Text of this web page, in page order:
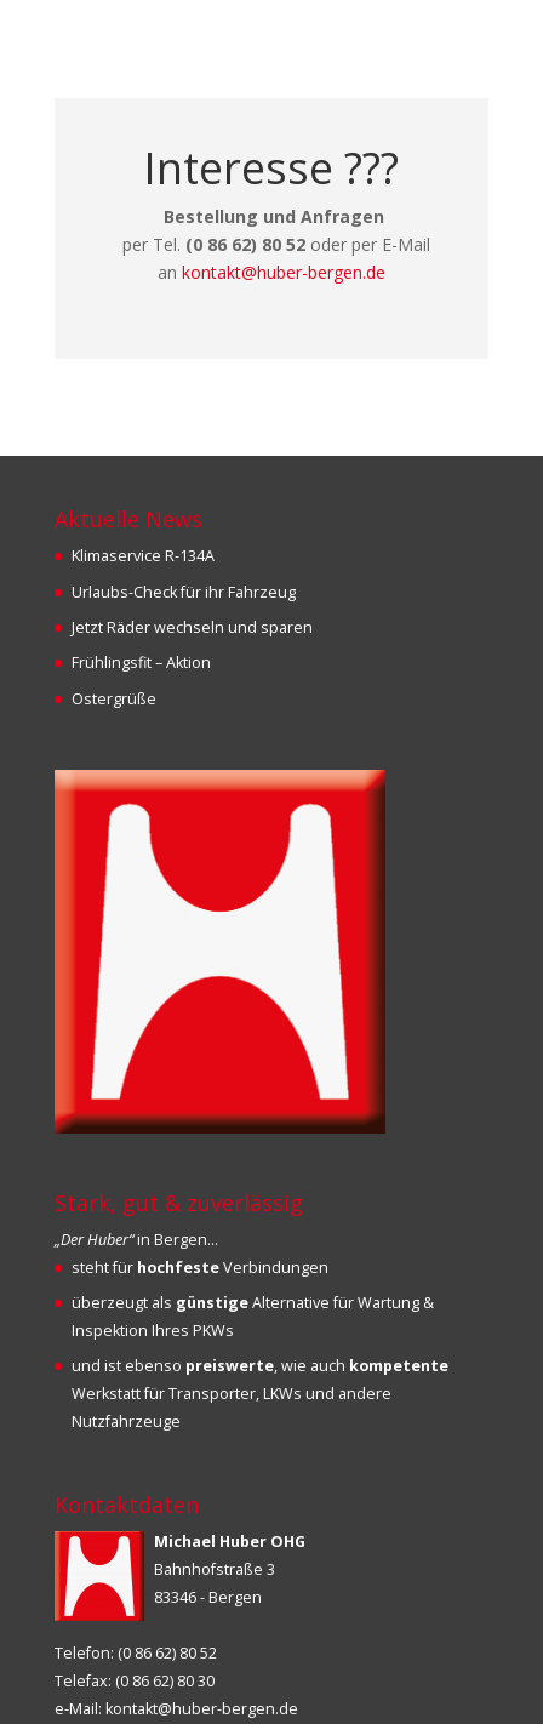
Interesse ???
Bestellung und Anfragen
per Tel. (0 86 62) 80 52oder per E-Mail
an kontakt@huber-bergen.de
Aktuelle News
Klimaservice R-134A
Urlaubs-Check für ihr Fahrzeug
Jetzt Räder wechseln und sparen
Frühlingsfit – Aktion
Ostergrüße
Stark, gut & zuverlässig
„Der Huber“in Bergen…
steht für hochfesteVerbindungen
überzeugt als günstigeAlternative für Wartung &
Inspektion Ihres PKWs
und ist ebenso preiswerte, wie auch kompetente
Werkstatt für Transporter, LKWs und andere
Nutzfahrzeuge
Kontaktdaten
Michael Huber OHG
Bahnhofstraße 3
83346 - Bergen
Telefon: (0 86 62) 80 52
Telefax: (0 86 62) 80 30
e-Mail: kontakt@huber-bergen.de